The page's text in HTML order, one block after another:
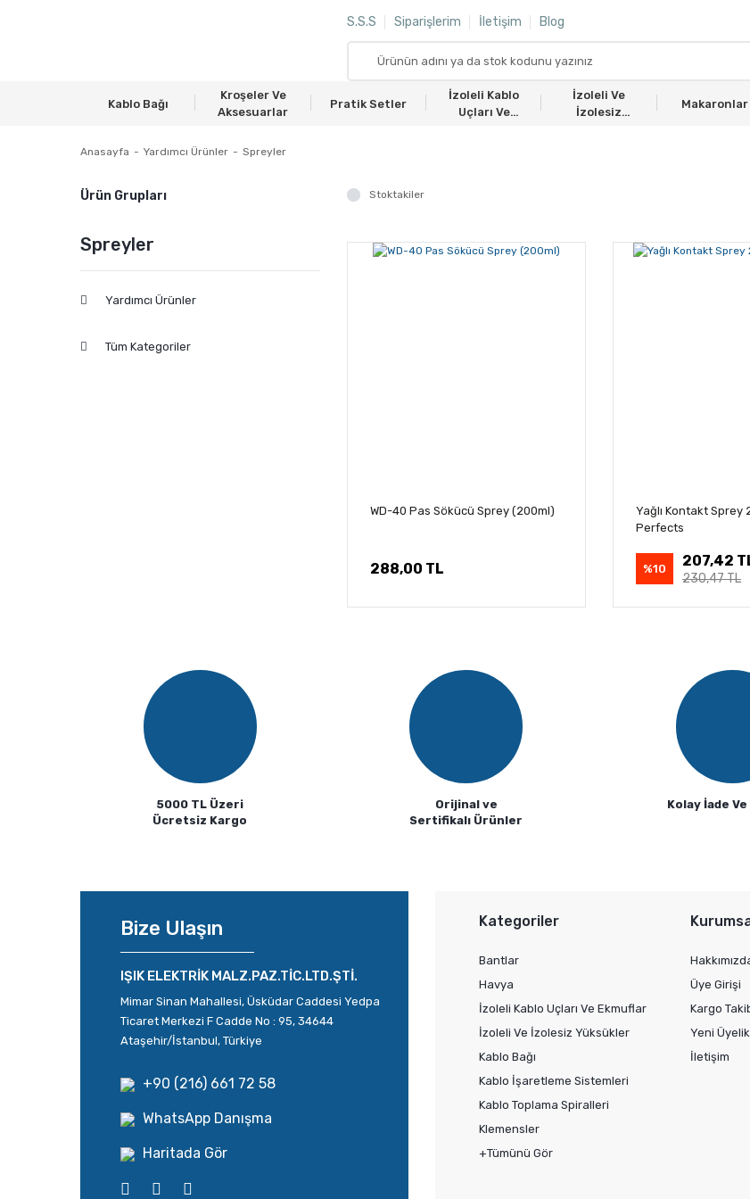
S.S.S Siparişlerim İletişim Blog
Kablo Bağı
Kroşeler Ve
Aksesuarlar
Pratik Setler
İzoleli Kablo
Uçları Ve
İzoleli Ve
İzolesiz
Makaronlar
Anasayfa Yardımcı Ürünler Spreyler
Ürün Grupları
Spreyler
Yardımcı Ürünler
Tüm Kategoriler
Stoktakiler
WD-40 Pas Sökücü Sprey (200ml)
288,00 TL
Yağlı Kontakt Sprey
Perfects
%10 207,42
230,47 TL
5000 TL Üzeri
Ücretsiz Kargo
Orijinal ve
Sertifikalı Ürünler
Kolay İade
Bize Ulaşın
IŞIK ELEKTRİK MALZ.PAZ.TİC.LTD.ŞTİ.
Mimar Sinan Mahallesi, Üsküdar Caddesi Yedpa
Ticaret Merkezi F Cadde No : 95, 34644
Ataşehir/İstanbul, Türkiye
+90 (216) 661 72 58
WhatsApp Danışma
Haritada Gör
Kategoriler
Bantlar
Havya
İzoleli Kablo Uçları Ve Ekmuflar
İzoleli Ve İzolesiz Yüksükler
Kablo Bağı
Kablo İşaretleme Sistemleri
Kablo Toplama Spiralleri
Klemensler
+Tümünü Gör
Üye Girişi
Kargo
Yeni Üyelik
İletişim